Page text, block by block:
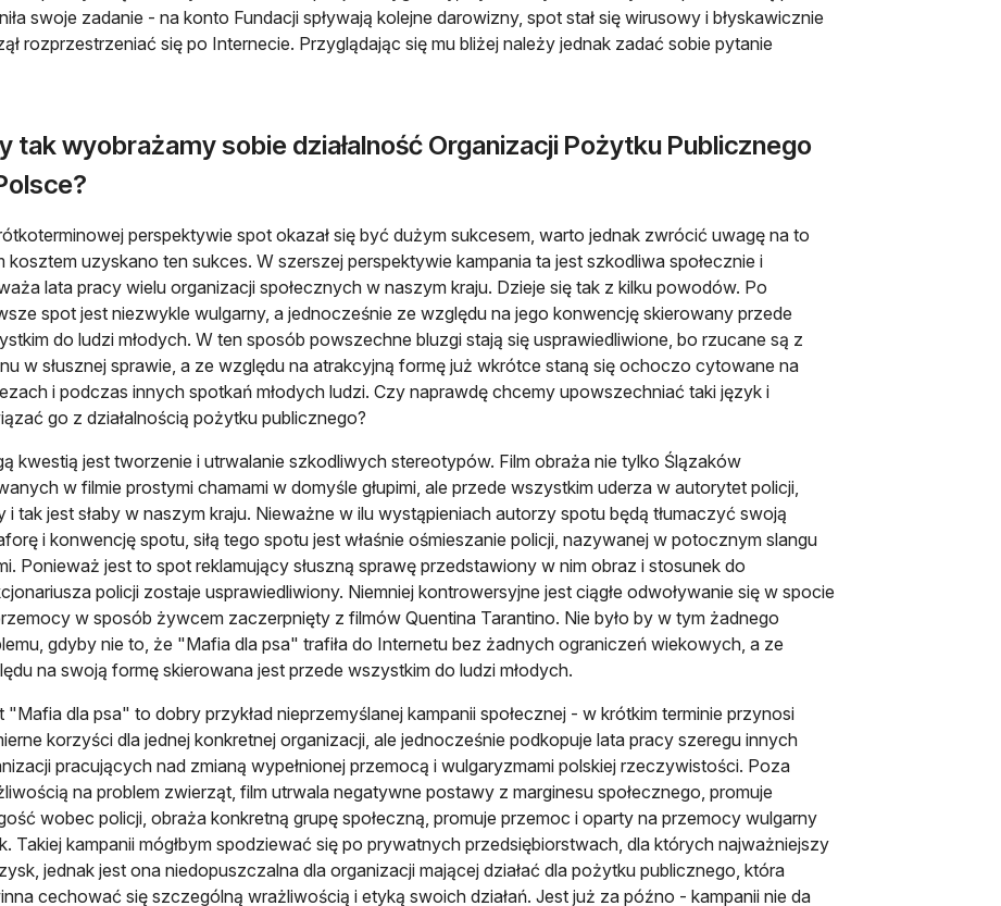
swoje zadanie - na konto Fundacji spływają kolejne darowizny, spot stał się wirusowy i błyskawicznie
rozprzestrzeniać się po Internecie. Przyglądając się mu bliżej należy jednak zadać sobie pytanie
tak wyobrażamy sobie działalność Organizacji Pożytku Publicznego
perspektywie spot okazał się być dużym sukcesem, warto jednak zwrócić uwagę na to
kosztem uzyskano ten sukces. W szerszej perspektywie kampania ta jest szkodliwa społecznie i
lata pracy wielu organizacji społecznych w naszym kraju. Dzieje się tak z kilku powodów. Po
spot jest niezwykle wulgarny, a jednocześnie ze względu na jego konwencję skierowany przede
do ludzi młodych. W ten sposób powszechne bluzgi stają się usprawiedliwione, bo rzucane są z
w słusznej sprawie, a ze względu na atrakcyjną formę już wkrótce staną się ochoczo cytowane na
i podczas innych spotkań młodych ludzi. Czy naprawdę chcemy upowszechniać taki język i
go z działalnością pożytku publicznego?
kwestią jest tworzenie i utrwalanie szkodliwych stereotypów. Film obraża nie tylko Ślązaków
w filmie prostymi chamami w domyśle głupimi, ale przede wszystkim uderza w autorytet policji,
i tak jest słaby w naszym kraju. Nieważne w ilu wystąpieniach autorzy spotu będą tłumaczyć swoją
i konwencję spotu, siłą tego spotu jest właśnie ośmieszanie policji, nazywanej w potocznym slangu
Ponieważ jest to spot reklamujący słuszną sprawę przedstawiony w nim obraz i stosunek do
policji zostaje usprawiedliwiony. Niemniej kontrowersyjne jest ciągłe odwoływanie się w spocie
w sposób żywcem zaczerpnięty z filmów Quentina Tarantino. Nie było by w tym żadnego
gdyby nie to, że "Mafia dla psa" trafiła do Internetu bez żadnych ograniczeń wiekowych, a ze
na swoją formę skierowana jest przede wszystkim do ludzi młodych.
"Mafia dla psa" to dobry przykład nieprzemyślanej kampanii społecznej - w krótkim terminie przynosi
korzyści dla jednej konkretnej organizacji, ale jednocześnie podkopuje lata pracy szeregu innych
pracujących nad zmianą wypełnionej przemocą i wulgaryzmami polskiej rzeczywistości. Poza
na problem zwierząt, film utrwala negatywne postawy z marginesu społecznego, promuje
wobec policji, obraża konkretną grupę społeczną, promuje przemoc i oparty na przemocy wulgarny
Takiej kampanii mógłbym spodziewać się po prywatnych przedsiębiorstwach, dla których najważniejszy
jednak jest ona niedopuszczalna dla organizacji mającej działać dla pożytku publicznego, która
cechować się szczególną wrażliwością i etyką swoich działań. Jest już za późno - kampanii nie da